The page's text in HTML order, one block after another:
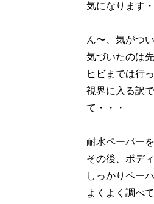
気になります・
ん〜、気がつ
気づいたのは先
ヒビまでは行
視界に入る訳
て・・・
耐水ペーパー
その後、ボデ
しっかりペー
よくよく調べ